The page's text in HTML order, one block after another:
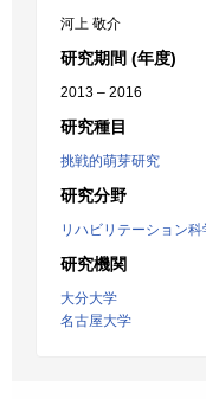
河上 敬介
研究期間 (年度)
2013 – 2016
研究種目
挑戦的萌芽研究
研究分野
リハビリテーション
研究機関
大分大学
名古屋大学